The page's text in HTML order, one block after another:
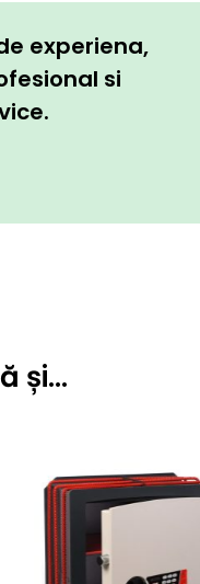
experiena,
si
și…